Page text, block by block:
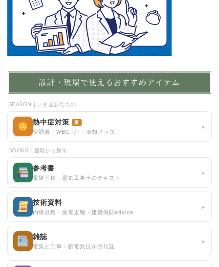
設計・現場で使えるおすすめアイテム
SEASON｜いま必要なもの
熱中症対策 夏
空調服・WBGT計・冷却グッズ
▸
BOOKS｜書籍から探す
参考書
電験三種・電気工事士のテキスト
▸
技術資料
内線規程・受電規程・建築消防advice
▸
雑誌
電気と工事・新電気ほか月刊誌
▸